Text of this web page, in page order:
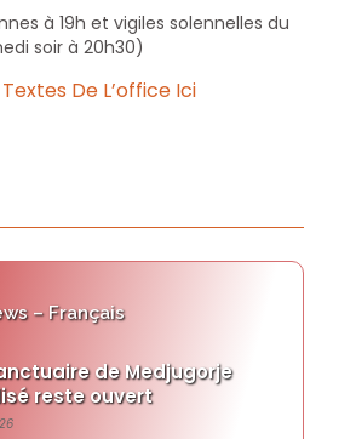
à 19h et vigiles solennelles du
soir à 20h30)
De L’office Ici
– Français
de Medjugorje
reste ouvert